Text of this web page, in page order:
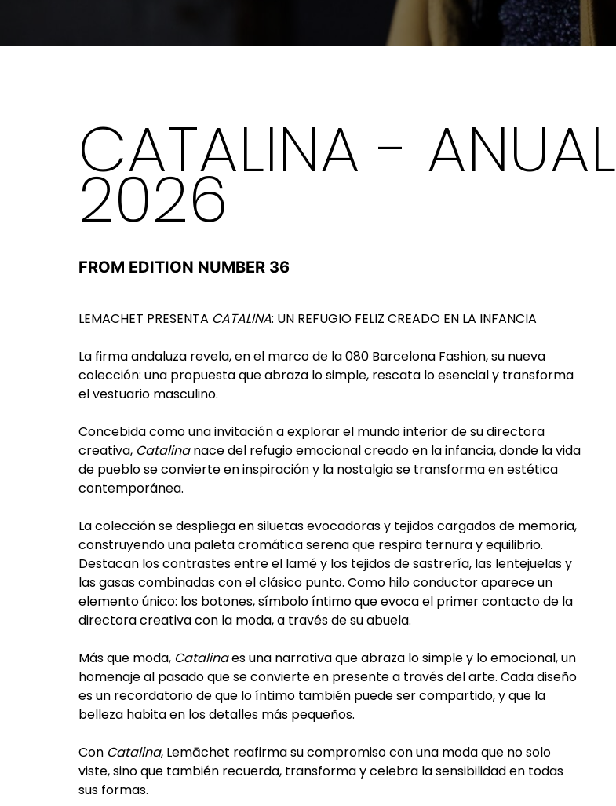
CATALINA - ANUAL
2026
FROM EDITION NUMBER 36
LEMACHET PRESENTA CATALINA: UN REFUGIO FELIZ CREADO EN LA INFANCIA
La firma andaluza revela, en el marco de la 080 Barcelona Fashion, su nueva
colección: una propuesta que abraza lo simple, rescata lo esencial y transforma
el vestuario masculino.
Concebida como una invitación a explorar el mundo interior de su directora
creativa, Catalinanace del refugio emocional creado en la infancia, donde la vida
de pueblo se convierte en inspiración y la nostalgia se transforma en estética
contemporánea.
La colección se despliega en siluetas evocadoras y tejidos cargados de memoria,
construyendo una paleta cromática serena que respira ternura y equilibrio.
Destacan los contrastes entre el lamé y los tejidos de sastrería, las lentejuelas y
las gasas combinadas con el clásico punto. Como hilo conductor aparece un
elemento único: los botones, símbolo íntimo que evoca el primer contacto de la
directora creativa con la moda, a través de su abuela.
Más que moda, Catalinaes una narrativa que abraza lo simple y lo emocional, un
homenaje al pasado que se convierte en presente a través del arte. Cada diseño
es un recordatorio de que lo íntimo también puede ser compartido, y que la
belleza habita en los detalles más pequeños.
Con Catalina, Lemāchet reafirma su compromiso con una moda que no solo
viste, sino que también recuerda, transforma y celebra la sensibilidad en todas
sus formas.